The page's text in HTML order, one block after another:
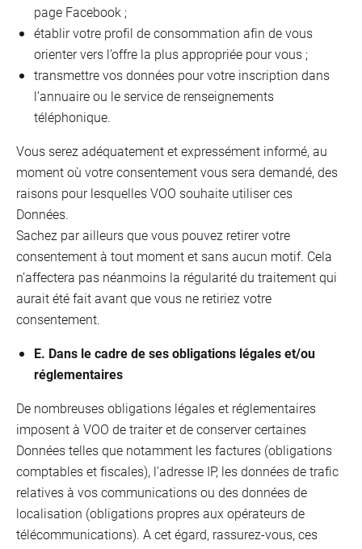
page Facebook ;
établir votre profil de consommation afin de vous
orienter vers l’offre la plus appropriée pour vous ;
transmettre vos données pour votre inscription dans
l’annuaire ou le service de renseignements
téléphonique.
Vous serez adéquatement et expressément informé, au
moment où votre consentement vous sera demandé, des
raisons pour lesquelles VOO souhaite utiliser ces
Données.
Sachez par ailleurs que vous pouvez retirer votre
consentement à tout moment et sans aucun motif. Cela
n’affectera pas néanmoins la régularité du traitement qui
aurait été fait avant que vous ne retiriez votre
consentement.
E. Dans le cadre de ses obligations légales et/ou
réglementaires
De nombreuses obligations légales et réglementaires
imposent à VOO de traiter et de conserver certaines
Données telles que notamment les factures (obligations
comptables et fiscales), l’adresse IP, les données de trafic
relatives à vos communications ou des données de
localisation (obligations propres aux opérateurs de
télécommunications). A cet égard, rassurez-vous, ces